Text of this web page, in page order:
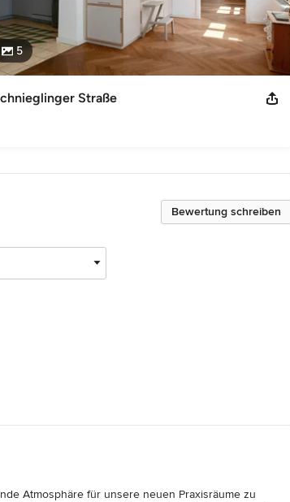
5
Straße
Bewertung schreiben
Atmosphäre für unsere neuen Praxisräume zu